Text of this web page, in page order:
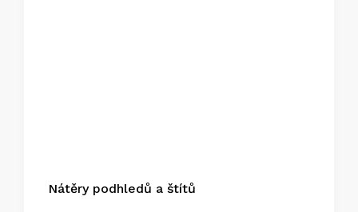
Nátěry podhledů a štítů